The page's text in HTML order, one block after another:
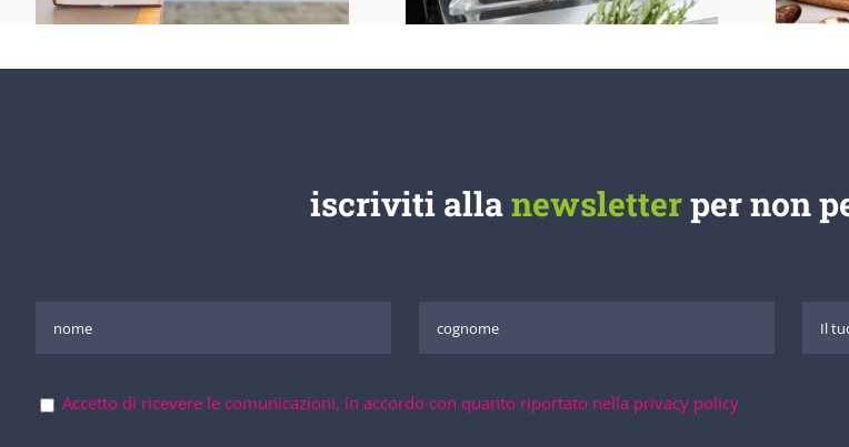
iscriviti allanewsletterper non
Accetto di ricevere le comunicazioni, in accordo con quanto riportato nella privacy policy